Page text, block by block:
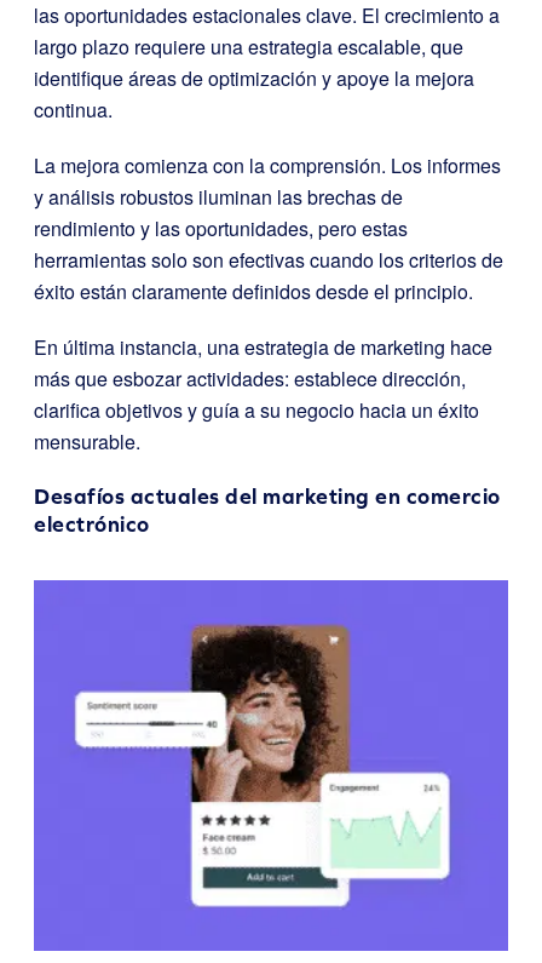
las oportunidades estacionales clave. El crecimiento a
largo plazo requiere una estrategia escalable, que
identifique áreas de optimización y apoye la mejora
continua.
La mejora comienza con la comprensión. Los informes
y análisis robustos iluminan las brechas de
rendimiento y las oportunidades, pero estas
herramientas solo son efectivas cuando los criterios de
éxito están claramente definidos desde el principio.
En última instancia, una estrategia de marketing hace
más que esbozar actividades: establece dirección,
clarifica objetivos y guía a su negocio hacia un éxito
mensurable.
Desafíos actuales del marketing en comercio
electrónico